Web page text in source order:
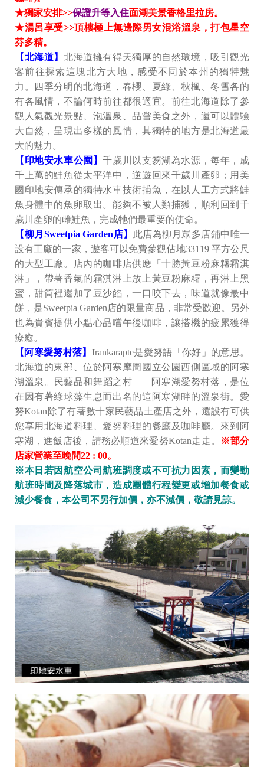
★獨家安排>>保證升等入住面湖美景香格里拉房。
★湯呂享受>>頂樓極上無邊際男女混浴溫泉，打包星空
芬多精。
【北海道】北海道擁有得天獨厚的自然環境，吸引觀光
客前往探索這塊北方大地，感受不同於本州的獨特魅
力。四季分明的北海道，春櫻、夏綠、秋楓、冬雪各的
有各風情，不論何時前往都很適宜。前往北海道除了參
觀人氣觀光景點、泡溫泉、品嘗美食之外，還可以體驗
大自然，呈現出多樣的風情，其獨特的地方是北海道最
大的魅力。
【印地安水車公園】千歲川以支笏湖為水源，每年，成
千上萬的鮭魚從太平洋中，逆遊回來千歲川產卵；用美
國印地安傳承的獨特水車技術捕魚，在以人工方式將鮭
魚身體中的魚卵取出。能夠不被人類捕獲，順利回到千
歲川產卵的雌鮭魚，完成牠們最重要的使命。
【柳月Sweetpia Garden店】 此店為柳月眾多店鋪中唯一
設有工廠的一家，遊客可以免費參觀佔地33119 平方公尺
的大型工廠。店內的咖啡店供應「十勝黃豆粉麻糬霜淇
淋」，帶著香氣的霜淇淋上放上黃豆粉麻糬，再淋上黑
蜜，甜筒裡還加了豆沙餡，一口咬下去，味道就像最中
餅，是Sweetpia Garden店的限量商品，非常受歡迎。另外
也為貴賓提供小點心品嚐午後咖啡，讓搭機的疲累獲得
療癒。
【阿寒愛努村落】 Irankarapte是愛努語「你好」的意思。
北海道的東部、位於阿寒摩周國立公園西側區域的阿寒
湖溫泉。民藝品和舞蹈之村――阿寒湖愛努村落，是位
在因有著綠球藻生息而出名的這阿寒湖畔的溫泉街。愛
努Kotan除了有著數十家民藝品土產店之外，還設有可供
您享用北海道料理、愛努料理的餐廳及咖啡廳。來到阿
寒湖，進飯店後，請務必順道來愛努Kotan走走。 ※部分
店家營業至晚間22 : 00。
※本日若因航空公司航班調度或不可抗力因素，而變動
航班時間及降落城市，造成團體行程變更或增加餐食或
減少餐食，本公司不另行加價，亦不減價，敬請見諒。